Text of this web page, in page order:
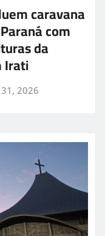
caravana
com
da
Irati
2026